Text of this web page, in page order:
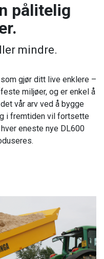
pålitelig
mindre.
gjør ditt live enklere –
miljøer, og er enkel å
vår arv ved å bygge
i fremtiden vil fortsette
eneste nye DL600